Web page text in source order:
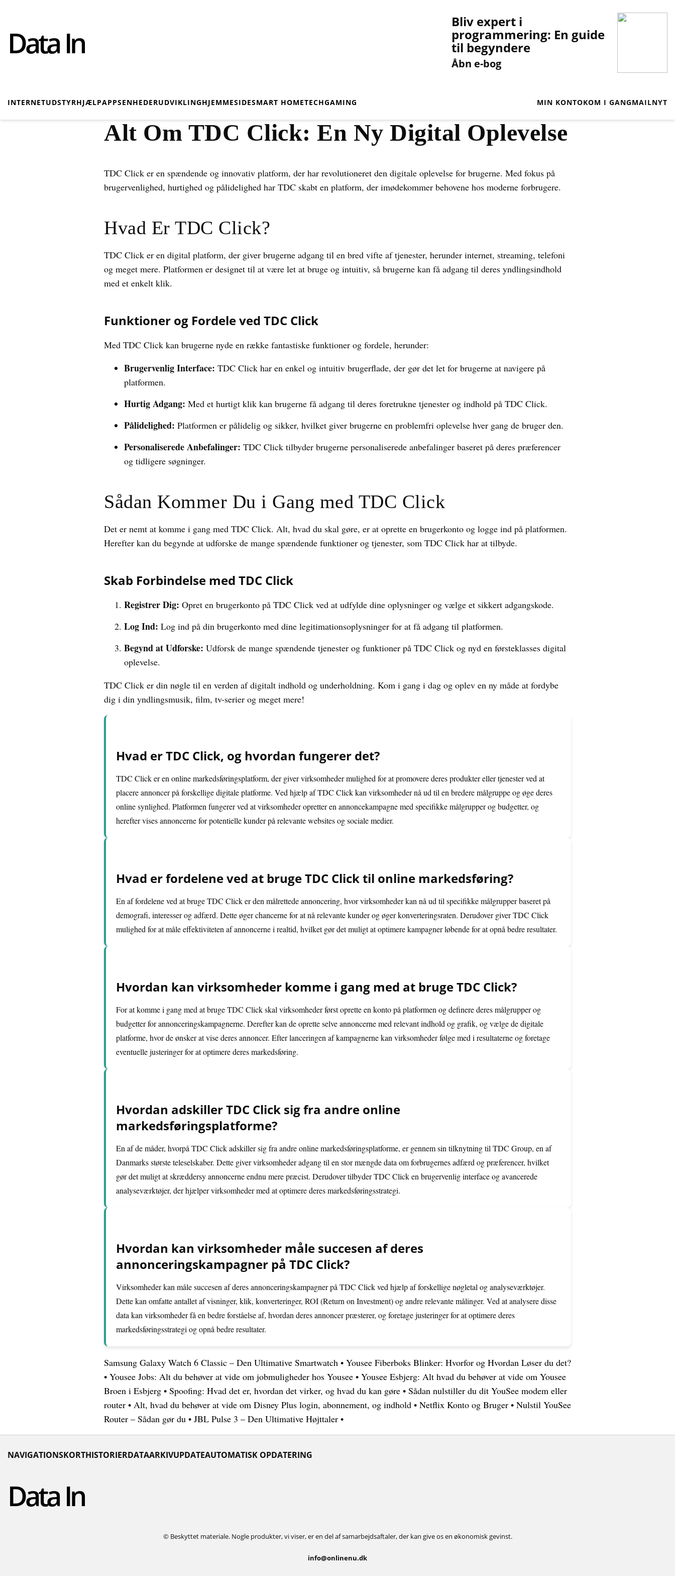
Data In
Bliv expert i
programmering: En guide
til begyndere
Åbn e-bog
INTERNETUDSTYRHJÆLPAPPSENHEDERUDVIKLINGHJEMMESIDESMART HOMETECHGAMING MIN KONTOKOM I GANGMAILNYT
Alt Om TDC Click: En Ny Digital Oplevelse
TDC Click er en spændende og innovativ platform, der har revolutioneret den digitale oplevelse for brugerne. Med fokus på
brugervenlighed, hurtighed og pålidelighed har TDC skabt en platform, der imødekommer behovene hos moderne forbrugere.
Hvad Er TDC Click?
TDC Click er en digital platform, der giver brugerne adgang til en bred vifte af tjenester, herunder internet, streaming, telefoni
og meget mere. Platformen er designet til at være let at bruge og intuitiv, så brugerne kan få adgang til deres yndlingsindhold
med et enkelt klik.
Funktioner og Fordele ved TDC Click
Med TDC Click kan brugerne nyde en række fantastiske funktioner og fordele, herunder:
Brugervenlig Interface: TDC Click har en enkel og intuitiv brugerflade, der gør det let for brugerne at navigere på
platformen.
Hurtig Adgang: Med et hurtigt klik kan brugerne få adgang til deres foretrukne tjenester og indhold på TDC Click.
Pålidelighed: Platformen er pålidelig og sikker, hvilket giver brugerne en problemfri oplevelse hver gang de bruger den.
Personaliserede Anbefalinger: TDC Click tilbyder brugerne personaliserede anbefalinger baseret på deres præferencer
og tidligere søgninger.
Sådan Kommer Du i Gang med TDC Click
Det er nemt at komme i gang med TDC Click. Alt, hvad du skal gøre, er at oprette en brugerkonto og logge ind på platformen.
Herefter kan du begynde at udforske de mange spændende funktioner og tjenester, som TDC Click har at tilbyde.
Skab Forbindelse med TDC Click
Registrer Dig: Opret en brugerkonto på TDC Click ved at udfylde dine oplysninger og vælge et sikkert adgangskode.
Log Ind: Log ind på din brugerkonto med dine legitimationsoplysninger for at få adgang til platformen.
Begynd at Udforske: Udforsk de mange spændende tjenester og funktioner på TDC Click og nyd en førsteklasses digital
oplevelse.
TDC Click er din nøgle til en verden af digitalt indhold og underholdning. Kom i gang i dag og oplev en ny måde at fordybe
dig i din yndlingsmusik, film, tv-serier og meget mere!
Hvad er TDC Click, og hvordan fungerer det?
TDC Click er en online markedsføringsplatform, der giver virksomheder mulighed for at promovere deres produkter eller tjenester ved at
placere annoncer på forskellige digitale platforme. Ved hjælp af TDC Click kan virksomheder nå ud til en bredere målgruppe og øge deres
online synlighed. Platformen fungerer ved at virksomheder opretter en annoncekampagne med specifikke målgrupper og budgetter, og
herefter vises annoncerne for potentielle kunder på relevante websites og sociale medier.
Hvad er fordelene ved at bruge TDC Click til online markedsføring?
En af fordelene ved at bruge TDC Click er den målrettede annoncering, hvor virksomheder kan nå ud til specifikke målgrupper baseret på
demografi, interesser og adfærd. Dette øger chancerne for at nå relevante kunder og øger konverteringsraten. Derudover giver TDC Click
mulighed for at måle effektiviteten af annoncerne i realtid, hvilket gør det muligt at optimere kampagner løbende for at opnå bedre resultater.
Hvordan kan virksomheder komme i gang med at bruge TDC Click?
For at komme i gang med at bruge TDC Click skal virksomheder først oprette en konto på platformen og definere deres målgrupper og
budgetter for annonceringskampagnerne. Derefter kan de oprette selve annoncerne med relevant indhold og grafik, og vælge de digitale
platforme, hvor de ønsker at vise deres annoncer. Efter lanceringen af kampagnerne kan virksomheder følge med i resultaterne og foretage
eventuelle justeringer for at optimere deres markedsføring.
Hvordan adskiller TDC Click sig fra andre online
markedsføringsplatforme?
En af de måder, hvorpå TDC Click adskiller sig fra andre online markedsføringsplatforme, er gennem sin tilknytning til TDC Group, en af
Danmarks største teleselskaber. Dette giver virksomheder adgang til en stor mængde data om forbrugernes adfærd og præferencer, hvilket
gør det muligt at skræddersy annoncerne endnu mere præcist. Derudover tilbyder TDC Click en brugervenlig interface og avancerede
analyseværktøjer, der hjælper virksomheder med at optimere deres markedsføringsstrategi.
Hvordan kan virksomheder måle succesen af deres
annonceringskampagner på TDC Click?
Virksomheder kan måle succesen af deres annonceringskampagner på TDC Click ved hjælp af forskellige nøgletal og analyseværktøjer.
Dette kan omfatte antallet af visninger, klik, konverteringer, ROI (Return on Investment) og andre relevante målinger. Ved at analysere disse
data kan virksomheder få en bedre forståelse af, hvordan deres annoncer præsterer, og foretage justeringer for at optimere deres
markedsføringsstrategi og opnå bedre resultater.
Samsung Galaxy Watch 6 Classic – Den Ultimative Smartwatch • Yousee Fiberboks Blinker: Hvorfor og Hvordan Løser du det?
• Yousee Jobs: Alt du behøver at vide om jobmuligheder hos Yousee • Yousee Esbjerg: Alt hvad du behøver at vide om Yousee
Broen i Esbjerg • Spoofing: Hvad det er, hvordan det virker, og hvad du kan gøre • Sådan nulstiller du dit YouSee modem eller
router • Alt, hvad du behøver at vide om Disney Plus login, abonnement, og indhold • Netflix Konto og Bruger • Nulstil YouSee
Router – Sådan gør du • JBL Pulse 3 – Den Ultimative Højttaler •
Data In
© Beskyttet materiale. Nogle produkter, vi viser, er en del af samarbejdsaftaler, der kan give os en økonomisk gevinst.
NAVIGATIONSKORTHISTORIERDATAARKIVUPDATEAUTOMATISK OPDATERING
info@onlinenu.dk